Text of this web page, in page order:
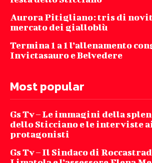
Aurora Pitigliano: tris di
mercato dei gialloblù
Termina 1 a 1 l’allenamento
Invictasauro e Belvedere
Most popular
Gs Tv – Le immagini della
dello Sticciano e le interviste
protagonisti
Gs Tv – Il Sindaco di